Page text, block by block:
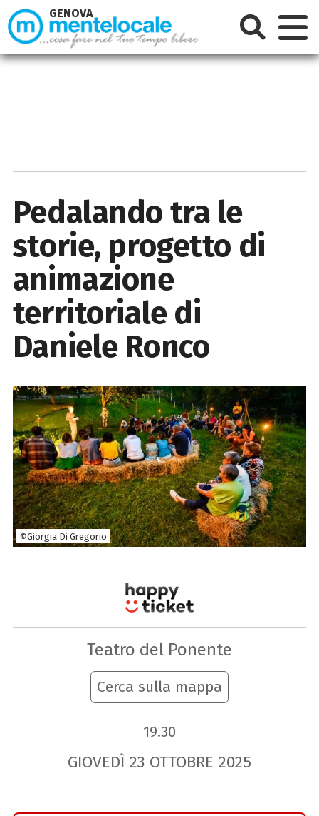
Pedalando tra le
storie, progetto di
animazione
territoriale di
Daniele Ronco
©Giorgia Di Gregorio
Teatro del Ponente
Cerca sulla mappa
19.30
GIOVEDÌ 23 OTTOBRE 2025
GENOVA